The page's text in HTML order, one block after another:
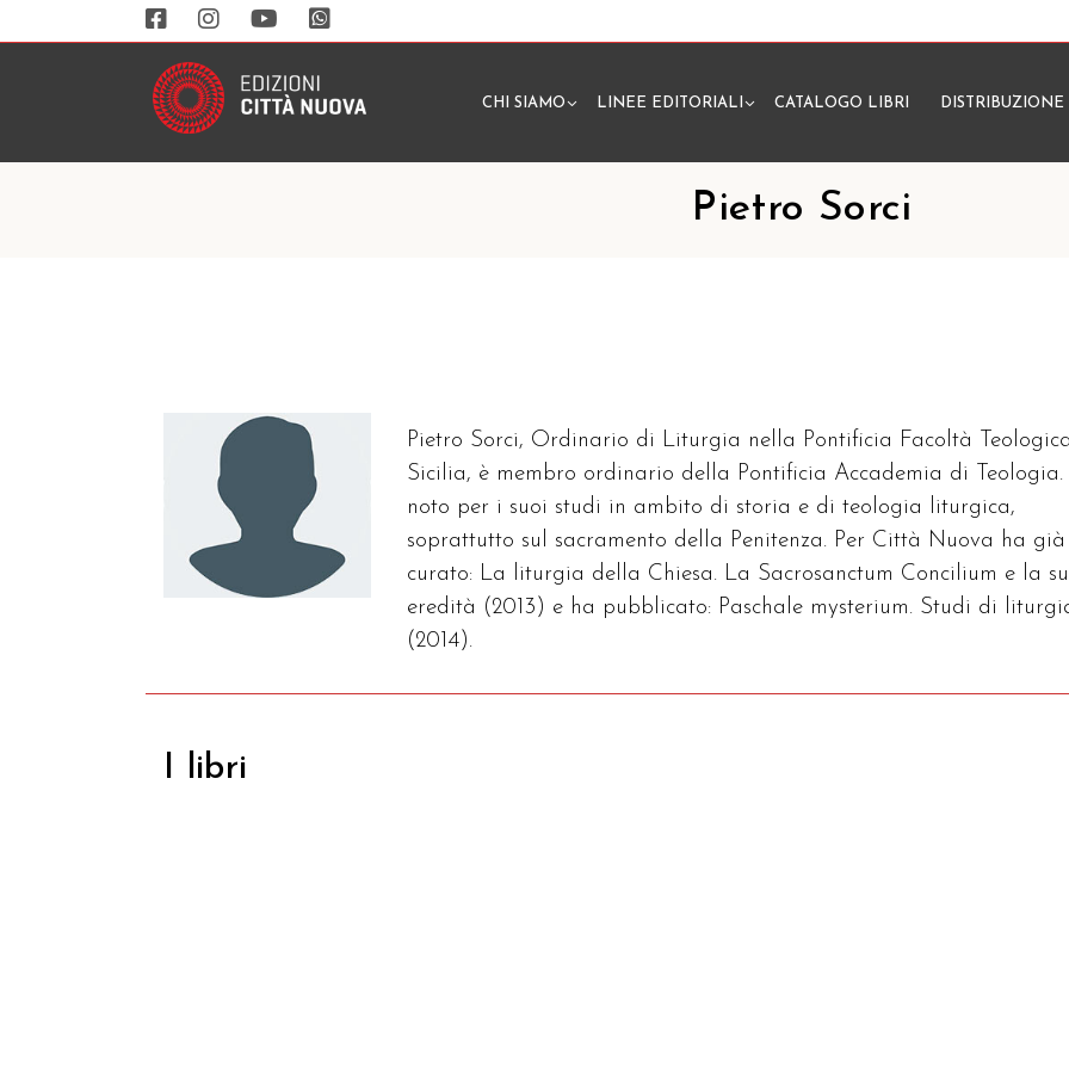
CHI SIAMO LINEE EDITORIALI CATALOGO LIBRI DISTRIBUZIONE
Pietro Sorci
Pietro Sorci, Ordinario di Liturgia nella Pontificia Facoltà
Sicilia, è membro ordinario della Pontificia Accademia di Teologia.
noto per i suoi studi in ambito di storia e di teologia liturgica,
soprattutto sul sacramento della Penitenza. Per Città Nuova ha già
curato: La liturgia della Chiesa. La Sacrosanctum Concilium e la
eredità (2013) e ha pubblicato: Paschale mysterium. Studi di
(2014).
I libri